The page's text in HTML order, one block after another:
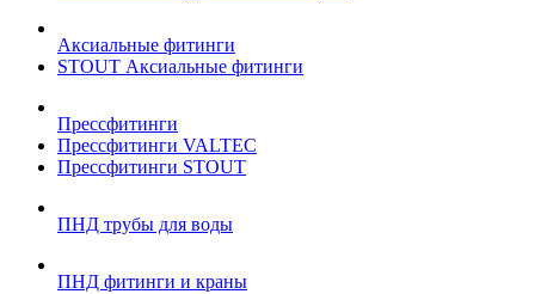
Аксиальные фитинги
STOUT Аксиальные фитинги
Прессфитинги
Прессфитинги VALTEC
Прессфитинги STOUT
ПНД трубы для воды
ПНД фитинги и краны